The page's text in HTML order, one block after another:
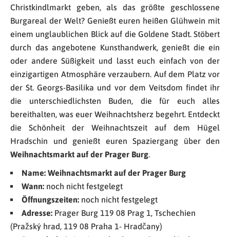
Christkindlmarkt geben, als das größte geschlossene
Burgareal der Welt? Genießt euren heißen Glühwein mit
einem unglaublichen Blick auf die Goldene Stadt. Stöbert
durch das angebotene Kunsthandwerk, genießt die ein
oder andere Süßigkeit und lasst euch einfach von der
einzigartigen Atmosphäre verzaubern. Auf dem Platz vor
der St. Georgs-Basilika und vor dem Veitsdom findet ihr
die unterschiedlichsten Buden, die für euch alles
bereithalten, was euer Weihnachtsherz begehrt. Entdeckt
die Schönheit der Weihnachtszeit auf dem Hügel
Hradschin und genießt euren Spaziergang über den
Weihnachtsmarkt auf der Prager Burg.
Name: Weihnachtsmarkt auf der Prager Burg
Wann: noch nicht festgelegt
Öffnungszeiten: noch nicht festgelegt
Adresse: Prager Burg 119 08 Prag 1, Tschechien
(Pražský hrad, 119 08 Praha 1- Hradčany)